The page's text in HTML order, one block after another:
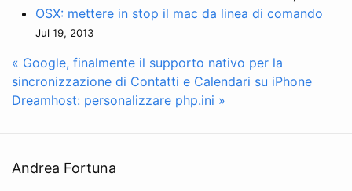
OSX: mettere in stop il mac da linea di comando
Jul 19, 2013
« Google, finalmente il supporto nativo per la
sincronizzazione di Contatti e Calendari su iPhone
Dreamhost: personalizzare php.ini »
Andrea Fortuna